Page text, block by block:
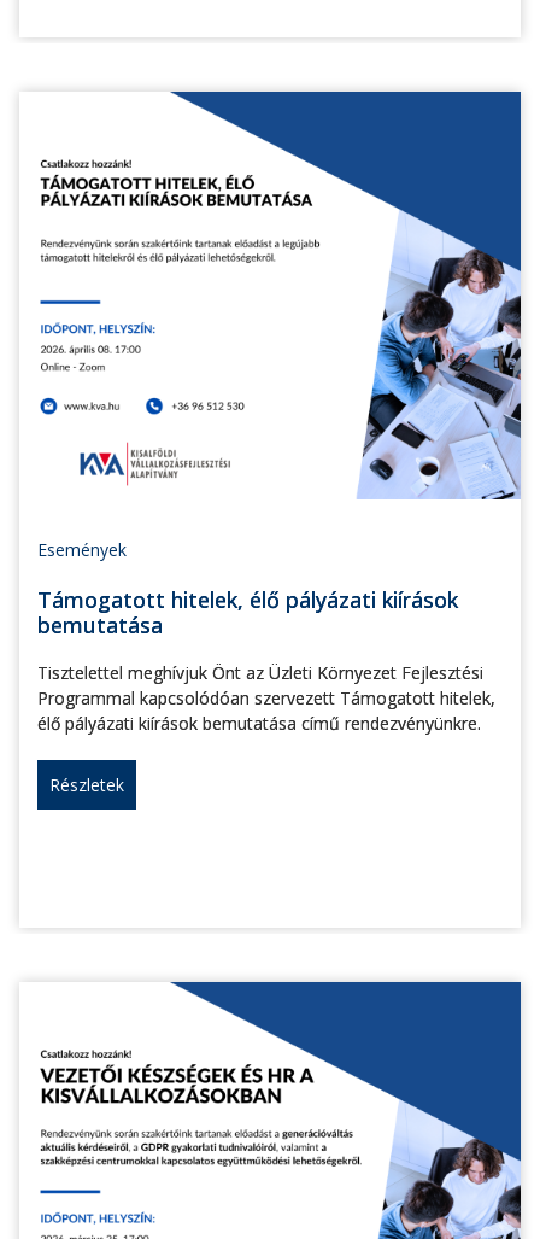
Események
Támogatott hitelek, élő pályázati kiírások
bemutatása
Tisztelettel meghívjuk Önt az Üzleti Környezet Fejlesztési
Programmal kapcsolódóan szervezett Támogatott hitelek,
élő pályázati kiírások bemutatása című rendezvényünkre.
Részletek